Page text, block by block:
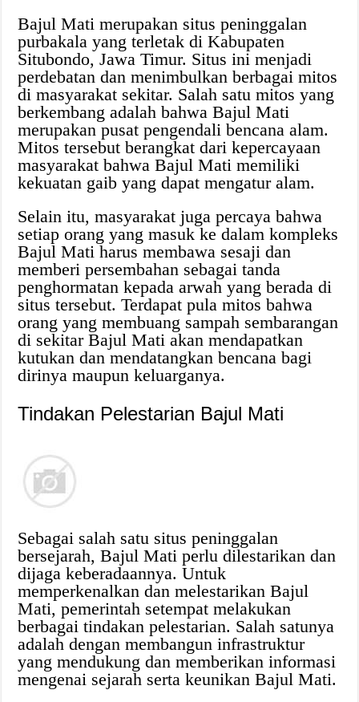
Bajul Mati merupakan situs peninggalan
purbakala yang terletak di Kabupaten
Situbondo, Jawa Timur. Situs ini menjadi
perdebatan dan menimbulkan berbagai mitos
di masyarakat sekitar. Salah satu mitos yang
berkembang adalah bahwa Bajul Mati
merupakan pusat pengendali bencana alam.
Mitos tersebut berangkat dari kepercayaan
masyarakat bahwa Bajul Mati memiliki
kekuatan gaib yang dapat mengatur alam.
Selain itu, masyarakat juga percaya bahwa
setiap orang yang masuk ke dalam kompleks
Bajul Mati harus membawa sesaji dan
memberi persembahan sebagai tanda
penghormatan kepada arwah yang berada di
situs tersebut. Terdapat pula mitos bahwa
orang yang membuang sampah sembarangan
di sekitar Bajul Mati akan mendapatkan
kutukan dan mendatangkan bencana bagi
dirinya maupun keluarganya.
Tindakan Pelestarian Bajul Mati
Sebagai salah satu situs peninggalan
bersejarah, Bajul Mati perlu dilestarikan dan
dijaga keberadaannya. Untuk
memperkenalkan dan melestarikan Bajul
Mati, pemerintah setempat melakukan
berbagai tindakan pelestarian. Salah satunya
adalah dengan membangun infrastruktur
yang mendukung dan memberikan informasi
mengenai sejarah serta keunikan Bajul Mati.